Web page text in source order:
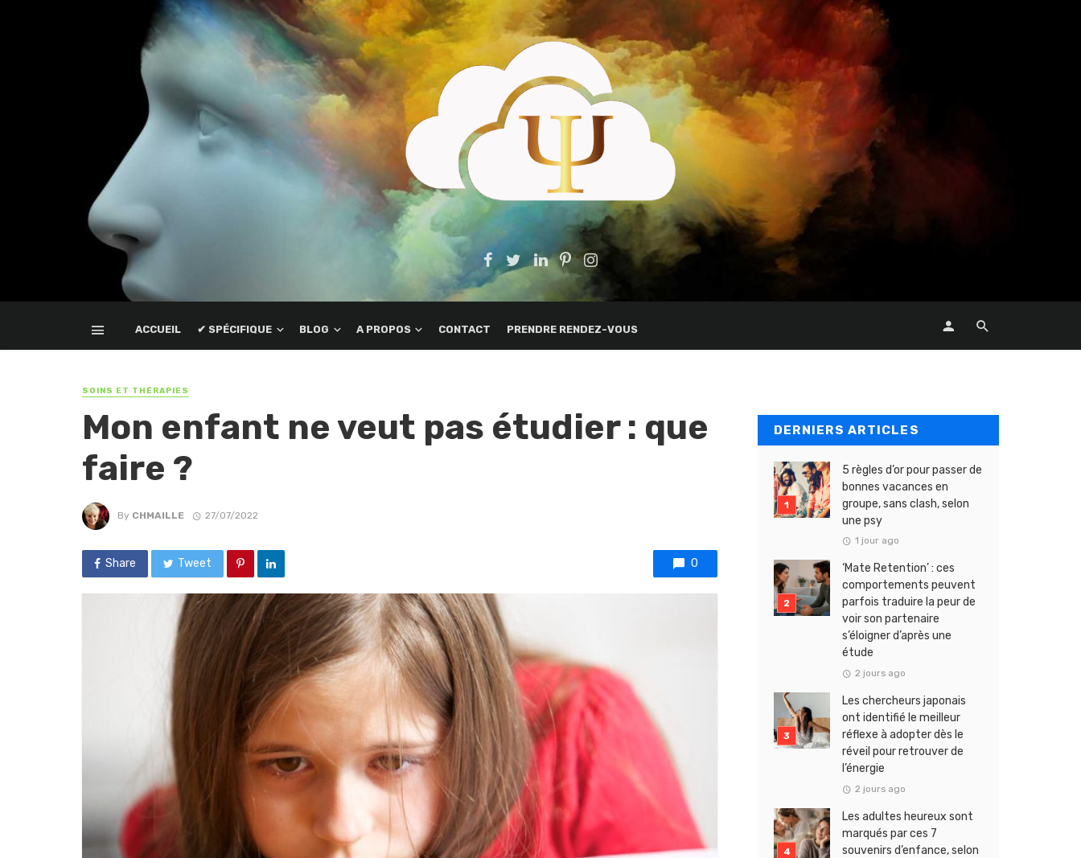
ACCUEIL ✔ SPÉCIFIQUE BLOG A PROPOS CONTACT PRENDRE RENDEZ-VOUS
SOINS ET THÉRAPIES
Mon enfant ne veut pas étudier : que
faire ?
By CHMAILLE 27/07/2022
Share Tweet 0
DERNIERS ARTICLES
5 règles d’or pour passer de
bonnes vacances en
groupe, sans clash, selon
une psy
1 jour ago
‘Mate Retention’ : ces
comportements peuvent
parfois traduire la peur de
voir son partenaire
s’éloigner d’après une
étude
2 jours ago
Les chercheurs japonais
ont identifié le meilleur
réflexe à adopter dès le
réveil pour retrouver de
l’énergie
2 jours ago
Les adultes heureux sont
marqués par ces 7
souvenirs d’enfance, selon